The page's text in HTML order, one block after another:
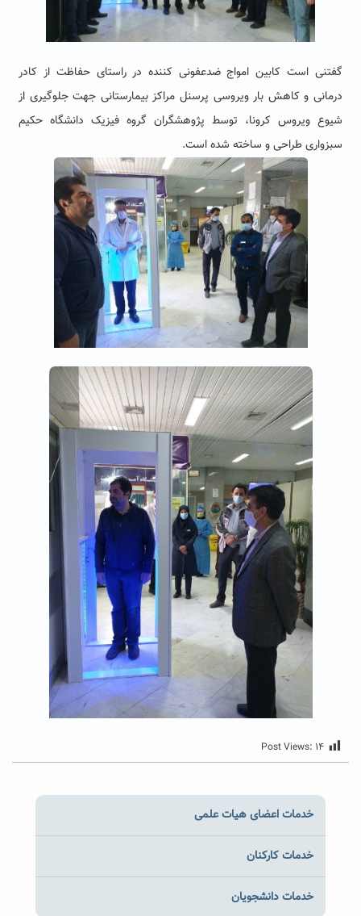
گفتنی است کابین امواج ضدعفونی کننده در راستای حفاظت از کادر
درمانی و کاهش بار ویروسی پرسنل مراکز بیمارستانی جهت جلوگیری از
شیوع ویروس کرونا، توسط پژوهشگران گروه فیزیک دانشگاه حکیم
سبزواری طراحی و ساخته شده است.
Post Views: ۱۴
خدمات اعضای هیات علمی
خدمات کارکنان
خدمات دانشجویان